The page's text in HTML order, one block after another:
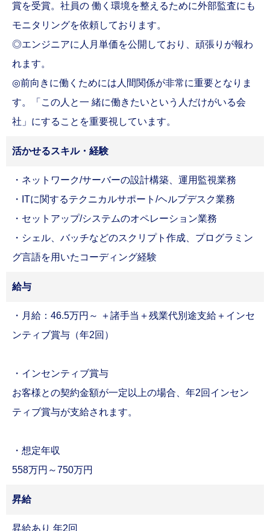
賞を受賞。社員の 働く環境を整えるために外部監査にも
モニタリングを依頼しております。
◎エンジニアに人月単価を公開しており、頑張りが報わ
れます。
◎前向きに働くためには人間関係が非常に重要となりま
す。「この人と一 緒に働きたいという人だけがいる会
社」にすることを重要視しています。
活かせるスキル・経験
・ネットワーク/サーバーの設計構築、運用監視業務
・ITに関するテクニカルサポート/ヘルプデスク業務
・セットアップ/システムのオペレーション業務
・シェル、バッチなどのスクリプト作成、プログラミン
グ言語を用いたコーディング経験
給与
・月給：46.5万円～ ＋諸手当＋残業代別途支給＋インセ
ンティブ賞与（年2回）
・インセンティブ賞与
お客様との契約金額が一定以上の場合、年2回インセン
ティブ賞与が支給されます。
・想定年収
558万円～750万円
昇給
昇給あり 年2回